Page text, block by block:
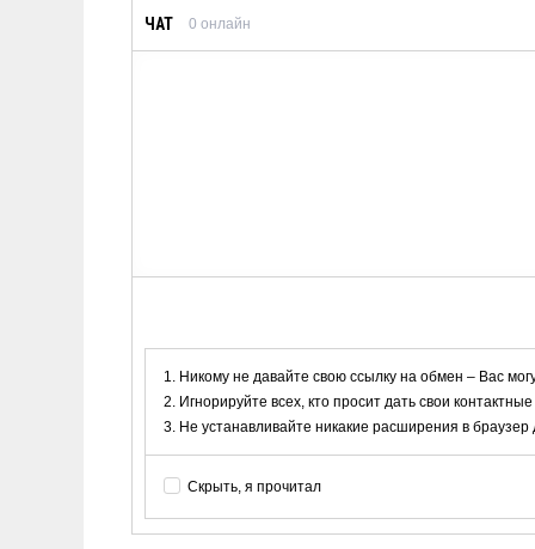
ЧАТ 0 онлайн
Никому не давайте свою ссылку на обмен – Вас
Игнорируйте всех, кто просит дать свои
Не устанавливайте никакие расширения в
Скрыть, я прочитал